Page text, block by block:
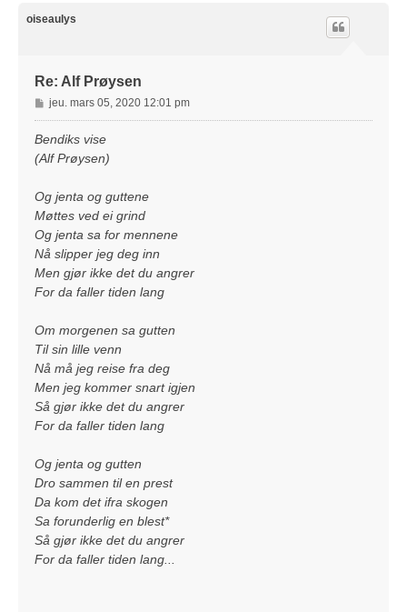
oiseaulys
Re: Alf Prøysen
M
e
s
s
e
jeu. mars 05, 2020 12:01 pm
Bendiks vise
(Alf Prøysen)
Og jenta og guttene
Møttes ved ei grind
Og jenta sa for mennene
Nå slipper jeg deg inn
Men gjør ikke det du angrer
For da faller tiden lang
Om morgenen sa gutten
Til sin lille venn
Nå må jeg reise fra deg
Men jeg kommer snart igjen
Så gjør ikke det du angrer
For da faller tiden lang
Og jenta og gutten
Dro sammen til en prest
Da kom det ifra skogen
Sa forunderlig en blest*
Så gjør ikke det du angrer
For da faller tiden lang...